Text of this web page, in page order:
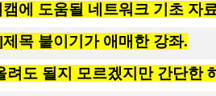
에 도움될 네트워크 기초 자
목 붙이기가 애매한 강좌.
려도 될지 모르겠지만 간단한